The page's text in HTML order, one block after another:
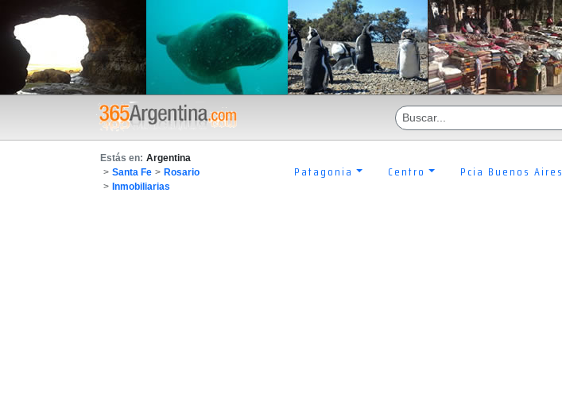
Estás en: Argentina
> Santa Fe > Rosario
> Inmobiliarias
Patagonia Centro Pcia Buenos Aires